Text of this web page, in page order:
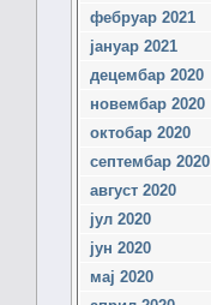
фебруар 2021
јануар 2021
децембар 2020
новембар 2020
октобар 2020
септембар 2020
август 2020
јул 2020
јун 2020
мај 2020